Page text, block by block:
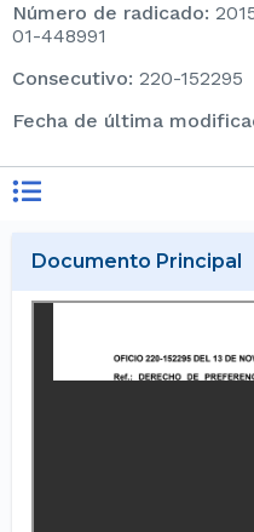
Número de radicado:
01-448991
consecutivo: 220-152295
Fecha de última
Documento Principal